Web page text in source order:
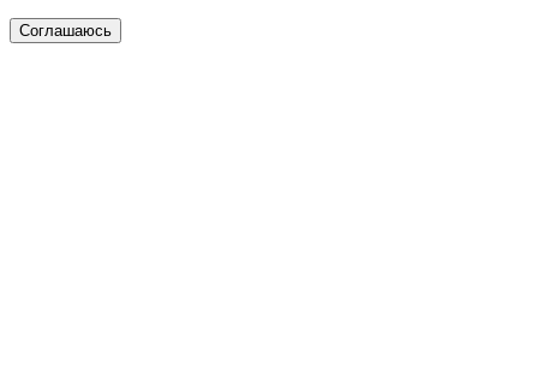
Соглашаюсь